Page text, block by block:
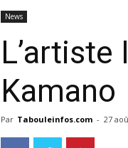
News
Kamano
Par Tabouleinfos.com - 27